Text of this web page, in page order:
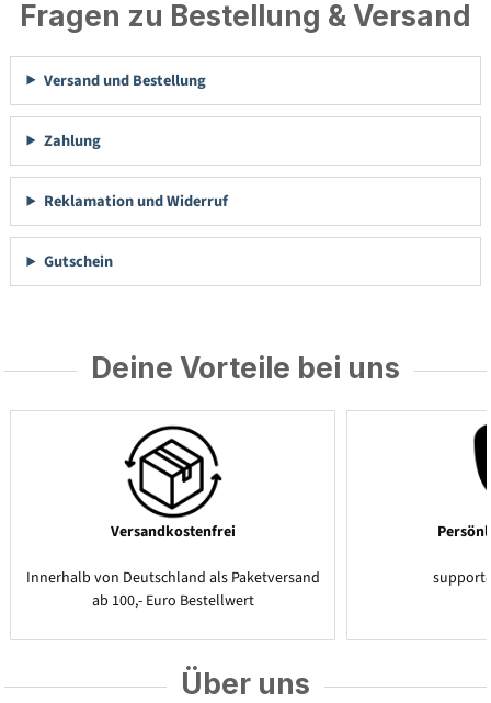
Fragen zu Bestellung & Versand
Versand und Bestellung
Zahlung
Reklamation und Widerruf
Gutschein
Deine Vorteile bei uns
Versandkostenfrei
Innerhalb von Deutschland als Paketversand
ab 100,- Euro Bestellwert
Über uns